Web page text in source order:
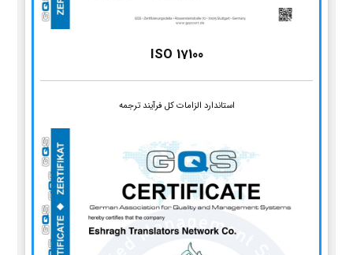
ISO 17100
استاندارد الزامات کل فرآیند ترجمه